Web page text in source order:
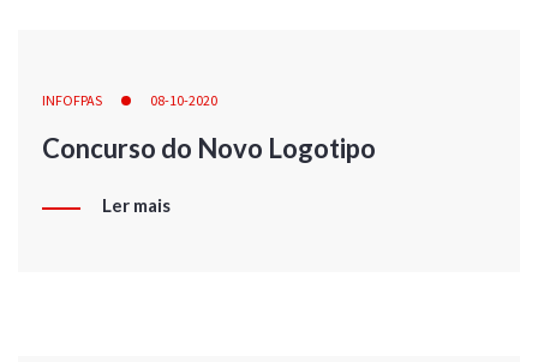
INFOFPAS 08-10-2020
Concurso do Novo Logotipo
Ler mais